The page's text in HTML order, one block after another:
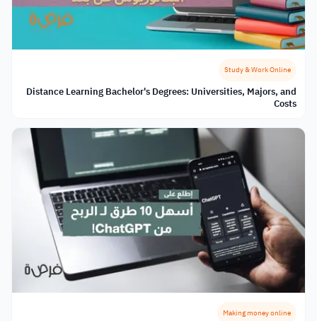
Study & Work Online
Distance Learning Bachelor's Degrees: Universities, Majors, and
Costs
Making money online